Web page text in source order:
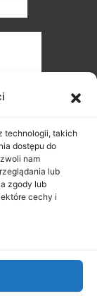
technologii, takich
dostępu do
nam
lub
zgody lub
cechy i